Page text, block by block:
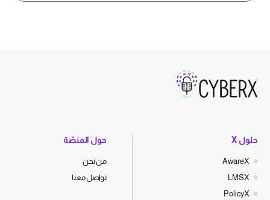
حلول X
AwareX
LMSX
PolicyX
حول المنصّة
من نحن
تواصل معنا